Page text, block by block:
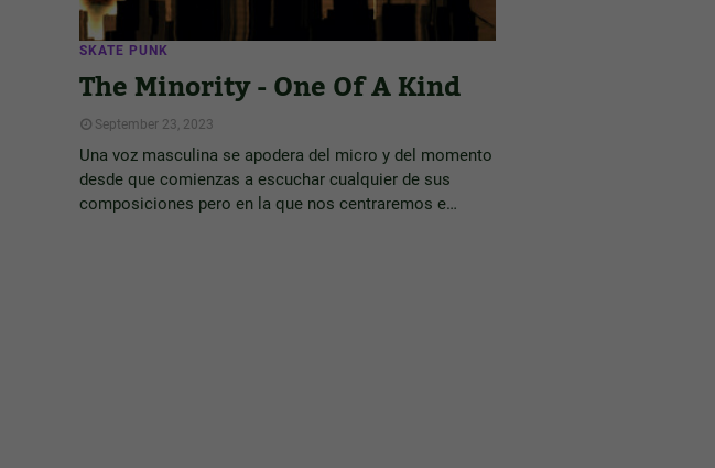
SKATE PUNK
The Minority - One Of A Kind
September 23, 2023
Una voz masculina se apodera del micro y del momento
desde que comienzas a escuchar cualquier de sus
composiciones pero en la que nos centraremos e…